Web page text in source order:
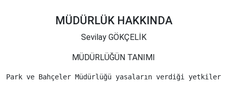
MÜDÜRLÜK HAKKINDA
Sevilay GÖKÇELİK
MÜDÜRLÜĞÜN TANIMI
Park ve Bahçeler Müdürlüğü yasaların verdiği